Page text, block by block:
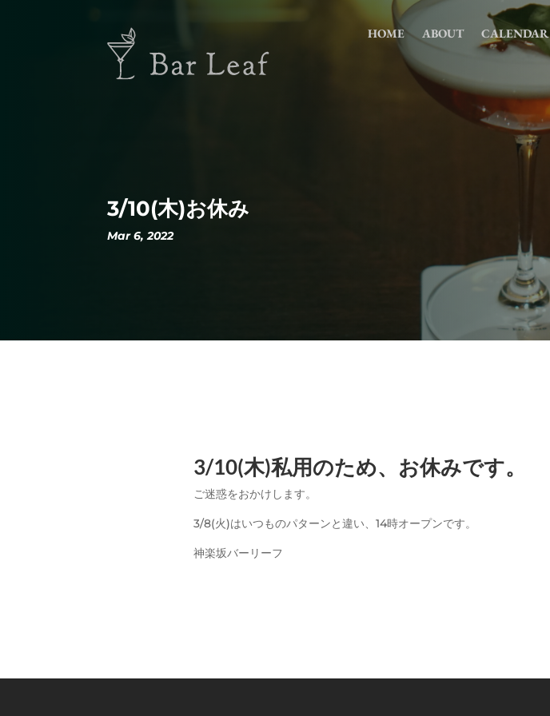
HOME ABOUT CALENDAR
3/10(木)お休み
Mar 6, 2022
3/10(木)私用のため、お休みです。
ご迷惑をおかけします。
3/8(火)はいつものパターンと違い、14時オープンです。
神楽坂バーリーフ